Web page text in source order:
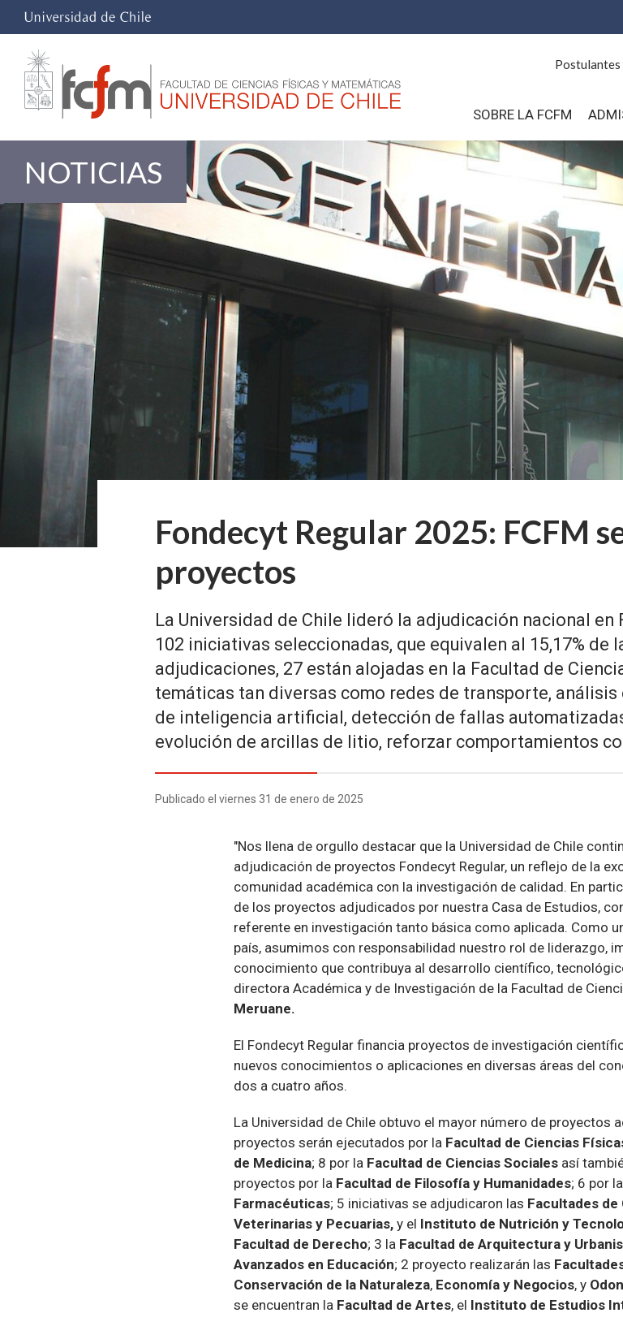
Postulantes
SOBRE LA FCFM
NOTICIAS
Fondecyt Regular 2025: FCFM
proyectos
La Universidad de Chile lideró la adjudicación nacional en
102 iniciativas seleccionadas, que equivalen al 15,17% de
adjudicaciones, 27 están alojadas en la Facultad de
temáticas tan diversas como redes de transporte, análisis
de inteligencia artificial, detección de fallas
evolución de arcillas de litio, reforzar comportamientos
Publicado el viernes 31 de enero de 2025
"Nos llena de orgullo destacar que la Universidad de Chile
adjudicación de proyectos Fondecyt Regular, un reflejo de la
comunidad académica con la investigación de calidad. En
de los proyectos adjudicados por nuestra Casa de Estudios,
referente en investigación tanto básica como aplicada. Como
país, asumimos con responsabilidad nuestro rol de liderazgo,
conocimiento que contribuya al desarrollo científico,
directora Académica y de Investigación de la Facultad de
Meruane.
El Fondecyt Regular financia proyectos de investigación
nuevos conocimientos o aplicaciones en diversas áreas del
dos a cuatro años.
La Universidad de Chile obtuvo el mayor número de proyectos
proyectos serán ejecutados por la Facultad de Ciencias
de Medicina; 8 por la Facultad de Ciencias Sociales así
proyectos por la Facultad de Filosofía y Humanidades; 6 por la
Farmacéuticas; 5 iniciativas se adjudicaron las Facultades de
Veterinarias y Pecuarias, y el Instituto de Nutrición y
Facultad de Derecho; 3 la Facultad de Arquitectura y
Avanzados en Educación; 2 proyecto realizarán las
Conservación de la Naturaleza, Economía y Negocios, y
se encuentran la Facultad de Artes, el Instituto de Estudios